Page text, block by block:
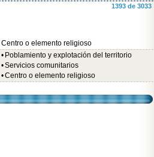
1393 de 3033
Centro o elemento religioso
• Poblamiento y explotación del territorio
•Servicios comunitarios
•Centro o elemento religioso